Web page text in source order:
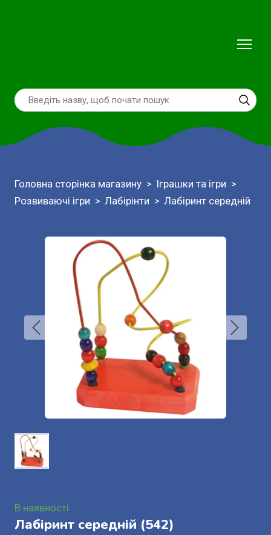
Головна сторінка магазину
Іграшки та ігри
Розвиваючі ігри
Лабірінти Лабіринт середній
В наявності
Лабіринт середній (542)